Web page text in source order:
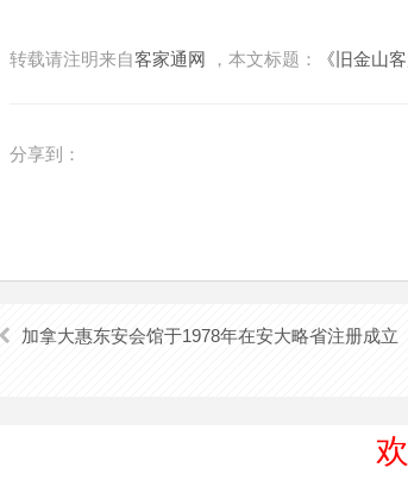
转载请注明来自客家通网 ，本文标题： 《旧金山
分享到：
加拿大惠东安会馆于1978年在安大略省注册成立